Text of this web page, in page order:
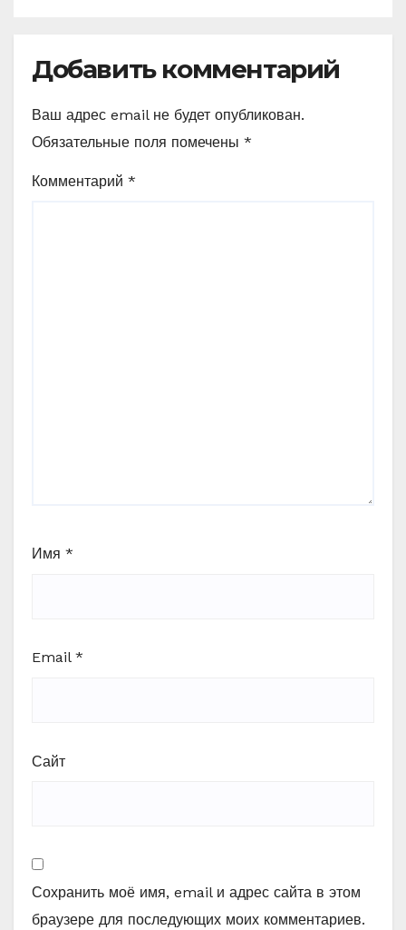
Добавить комментарий
Ваш адрес email не будет опубликован.
Обязательные поля помечены *
Комментарий *
Имя *
Email *
Сайт
Сохранить моё имя, email и адрес сайта в этом
браузере для последующих моих комментариев.